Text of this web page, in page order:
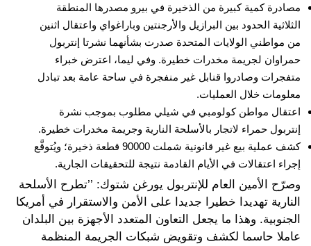
مصادرة كمية كبيرة من الذخيرة في بيرو مصدرها المنطقة
الثلاثية الحدود بين البرازيل والأرجنتين وباراغواي واعتقال اثنين
من مواطني الولايات المتحدة صدرت بشأنهما نشرتا إنتربول
حمراوان لجريمة مخدرات خطيرة. وفي ليما، اعترض خبراء
متفجرات وصادروا قنابل غير منفجرة في ساحة عامة بعد تبادل
معلومات خلال العمليات.
اعتقال مواطن كولومبي في شيلي مطلوب بموجب نشرة
إنتربول حمراء لاتجار بالأسلحة النارية وجريمة مخدرات خطيرة.
كشف عملية بيع غير قانونية شملت 90000 قطعة ذخيرة؛ ويُتوقَّع
إجراء اعتقالات في الأيام القادمة نتيجة للتحقيقات الجارية.
وصرّح الأمين العام للإنتربول يورغن شتوك: ’’تطرح الأسلحة
النارية تهديدا خطيرا جديدا على الأمن والاستقرار في أمريكا
الجنوبية. وهذا ما يجعل التعاون المتعدد الأجهزة بين البلدان
عاملا حاسما لكشف وتقويض شبكات الجريمة المنظمة